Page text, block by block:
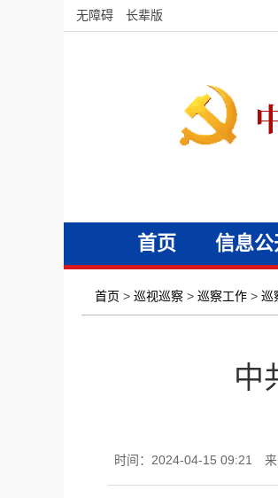
无障碍 长辈版
首页 信息公
首页 > 巡视巡察 > 巡察工作 > 巡
中
时间：2024-04-15 09:21